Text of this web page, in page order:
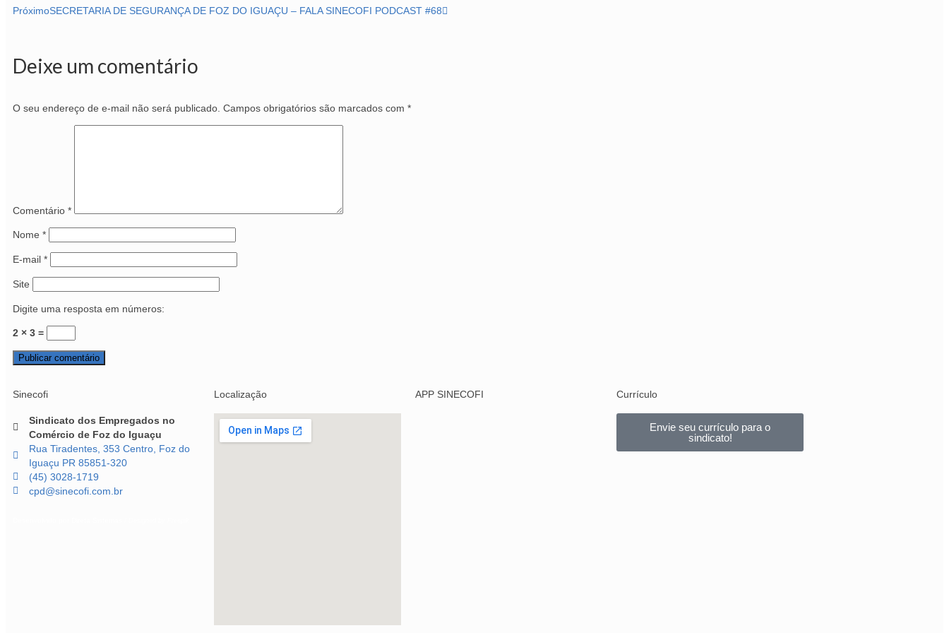
PróximoSECRETARIA DE SEGURANÇA DE FOZ DO IGUAÇU – FALA SINECOFI PODCAST #68
Deixe um comentário
O seu endereço de e-mail não será publicado. Campos obrigatórios são marcados com *
Comentário *
Nome *
E-mail *
Site
Digite uma resposta em números:
2 × 3 =
Sinecofi
Sindicato dos Empregados no
Comércio de Foz do Iguaçu
Rua Tiradentes, 353 Centro, Foz do
Iguaçu PR 85851-320
(45) 3028-1719
cpd@sinecofi.com.br
Localização APP SINECOFI Currículo
Envie seu currículo para o
sindicato!